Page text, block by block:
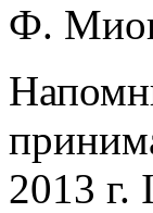
Ф.
2013 г.